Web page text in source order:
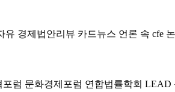
유 경제법안리뷰 카드뉴스 언론 속 cfe
포럼 문화경제포럼 연합법률학회 LEAD